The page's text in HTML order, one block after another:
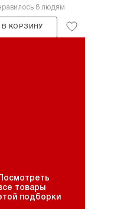
8 людям
В КОРЗИНУ
Посмотреть
товары
подборки